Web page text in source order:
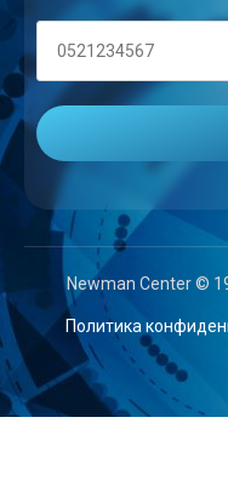
Newman Center ©
Политика